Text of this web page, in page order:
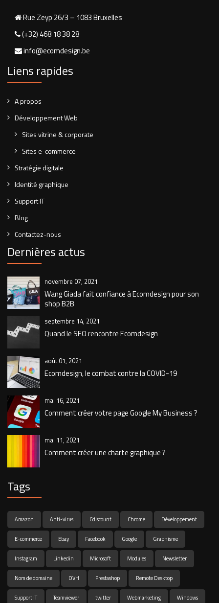
Rue Zeyp 26/3 – 1083 Bruxelles
(+32) 468 18 38 28
info@ecomdesign.be
Liens rapides
A propos
Développement Web
Sites vitrine & corporate
Sites e-commerce
Stratégie digitale
Identité graphique
Support IT
Blog
Contactez-nous
Dernières actus
novembre 07, 2021
Wang Giada fait confiance à Ecomdesign pour son
shop B2B
septembre 14, 2021
Quand le SEO rencontre Ecomdesign
août 01, 2021
Ecomdesign, le combat contre la COVID-19
mai 16, 2021
Comment créer votre page Google My Business ?
mai 11, 2021
Comment créer une charte graphique ?
Tags
Amazon Anti-virus Cdiscount Chrome Développement
E-commerce Ebay Facebook Google Graphisme
Instagram Linkedin Microsoft Modules Newsletter
Nom de domaine OVH Prestashop Remote Desktop
Support IT Teamviewer twitter Webmarketing Windows